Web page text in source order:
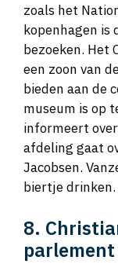
zoals het
kopenhagen is
bezoeken. Het
een zoon van
bieden aan de
museum is op
informeert
afdeling gaat
Jacobsen.
biertje drinken.
8.
parlement